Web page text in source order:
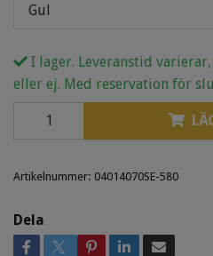
Gul
I lager. Leveranstid
eller ej. Med reservation för
Artikelnummer: 04014070SE-580
Dela